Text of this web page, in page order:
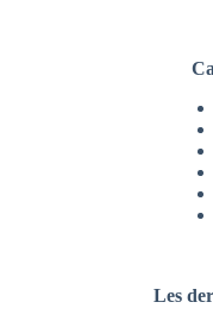
Les